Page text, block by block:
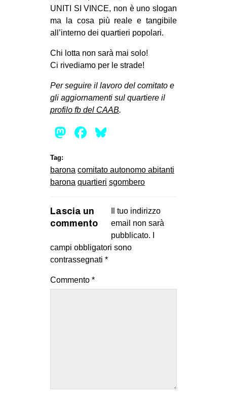
UNITI SI VINCE, non è uno slogan
ma la cosa più reale e tangibile
all’interno dei quartieri popolari.
Chi lotta non sarà mai solo!
Ci rivediamo per le strade!
Per seguire il lavoro del comitato e
gli aggiornamenti sul quartiere il
profilo fb del CAAB.
Mastodon
Facebook
Tag:
barona comitato autonomo abitanti
barona quartieri sgombero
Lascia un
commento
Il tuo indirizzo
email non sarà
pubblicato.
campi obbligatori sono
contrassegnati *
Commento *